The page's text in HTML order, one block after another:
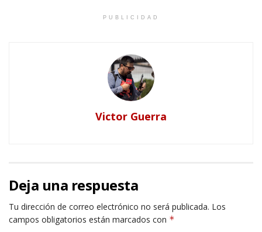
PUBLICIDAD
Victor Guerra
Deja una respuesta
Tu dirección de correo electrónico no será publicada. Los
campos obligatorios están marcados con *